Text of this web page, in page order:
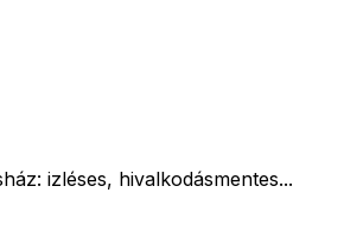
izléses, hivalkodásmentes...